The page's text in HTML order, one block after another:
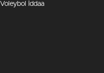
Voleybol İddaa